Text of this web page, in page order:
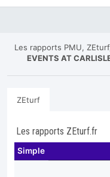
Les rapports PMU,
EVENTS AT
ZEturf
Les rapports ZEturf.fr
Simple